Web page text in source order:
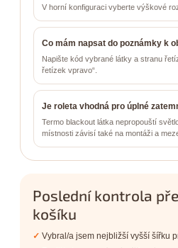
V horní konfiguraci vyberte výškové
Co mám napsat do poznámky k
Napište kód vybrané látky a stranu
řetízek vpravo“.
Je roleta vhodná pro úplné
Termo blackout látka nepropouští
místnosti závisí také na montáži a
Poslední kontrola
košíku
Vybral/a jsem nejbližší vyšší šířku